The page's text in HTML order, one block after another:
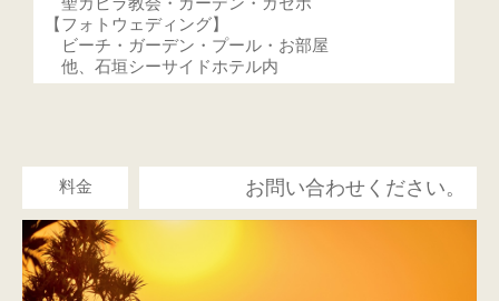
【フォトウェディング】
ビーチ・ガーデン・プール・お部屋
他、石垣シーサイドホテル内
料金 お問い合わせください。